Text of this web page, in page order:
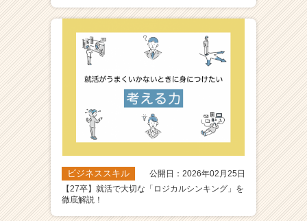
ビジネススキル
公開日：2026年02月25日
【27卒】就活で大切な「ロジカルシンキング」を
徹底解説！